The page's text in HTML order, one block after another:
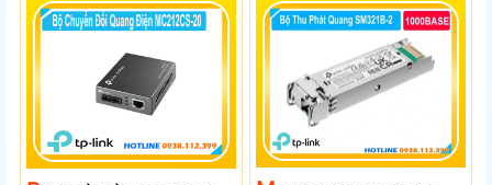
WDM hai chiều. Trang bị 1 cổng
RJ45 Gigabit Auto MDI/MDIX và 1
chiều đồng thời lên đến 20km.
Trang bị 1 cổng RJ45 Gigabit Auto
MDI/MDIX và 1 cổng SC Gigabit hỗ
trợ truyền dữ liệu hai chiều đồng
thời lên đến 20km.